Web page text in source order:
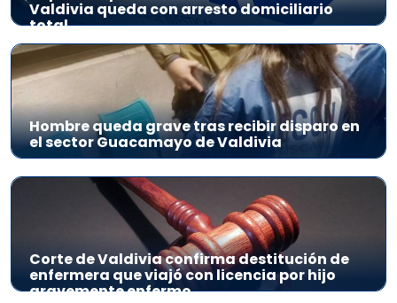
Valdivia queda con arresto domiciliario
total
Hombre queda grave tras recibir disparo en
el sector Guacamayo de Valdivia
Corte de Valdivia confirma destitución de
enfermera que viajó con licencia por hijo
gravemente enfermo